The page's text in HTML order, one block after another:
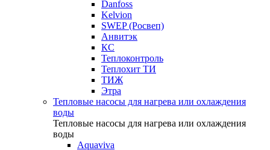
Danfoss
Kelvion
SWEP (Росвеп)
Анвитэк
КС
Теплоконтроль
Теплохит ТИ
ТИЖ
Этра
Тепловые насосы для нагрева или охлаждения
воды
Тепловые насосы для нагрева или охлаждения
воды
Aquaviva